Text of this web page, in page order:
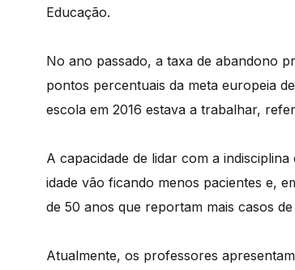
Educação.
No ano passado, a taxa de abandono
pontos percentuais da meta europeia
escola em 2016 estava a trabalhar,
A capacidade de lidar com a
idade vão ficando menos pacientes e,
de 50 anos que reportam mais casos de
Atualmente, os professores